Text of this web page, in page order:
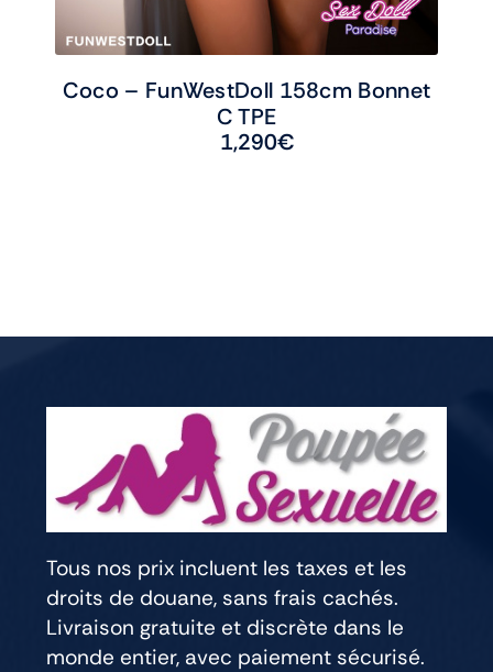
Coco – FunWestDoll 158cm Bonnet
C TPE
1,290€
Tous nos prix incluent les taxes et les
droits de douane, sans frais cachés.
Livraison gratuite et discrète dans le
monde entier, avec paiement sécurisé.